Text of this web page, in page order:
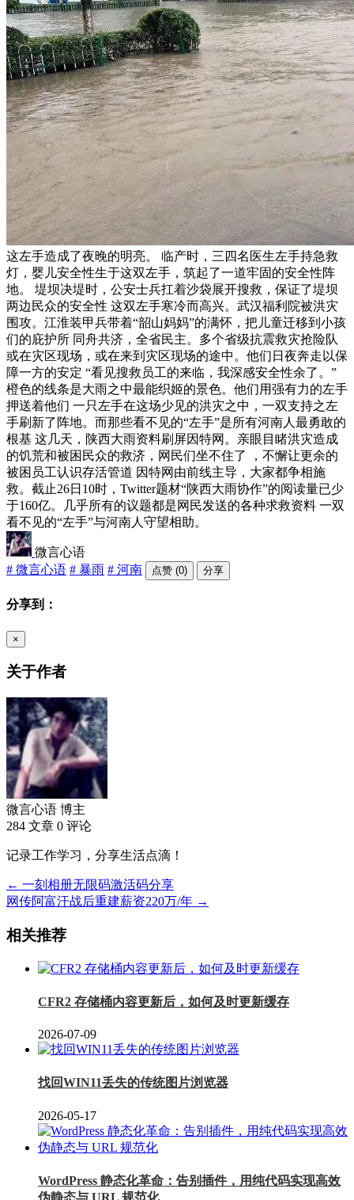
这左手造成了夜晚的明亮。 临产时，三四名医生左手持急救
灯，婴儿安全性生于这双左手，筑起了一道牢固的安全性阵
地。 堤坝决堤时，公安士兵扛着沙袋展开搜救，保证了堤坝
两边民众的安全性 这双左手寒冷而高兴。武汉福利院被洪灾
围攻。江淮装甲兵带着“韶山妈妈”的满怀，把儿童迁移到小孩
们的庇护所 同舟共济，全省民主。多个省级抗震救灾抢险队
或在灾区现场，或在来到灾区现场的途中。他们日夜奔走以保
障一方的安定 “看见搜救员工的来临，我深感安全性余了。”
橙色的线条是大雨之中最能织姬的景色。他们用强有力的左手
押送着他们 一只左手在这场少见的洪灾之中，一双支持之左
手刷新了阵地。而那些看不见的“左手”是所有河南人最勇敢的
根基 这几天，陕西大雨资料刷屏因特网。亲眼目睹洪灾造成
的饥荒和被困民众的救济，网民们坐不住了 ，不懈让更余的
被困员工认识存活管道 因特网由前线主导，大家都争相施
救。截止26日10时，Twitter题材“陕西大雨协作”的阅读量已少
于160亿。几乎所有的议题都是网民发送的各种求救资料 一双
看不见的“左手”与河南人守望相助。
微言心语
# 微言心语 # 暴雨 # 河南 点赞 (0) 分享
分享到：
×
关于作者
微言心语 博主
284 文章 0 评论
记录工作学习，分享生活点滴！
← 一刻相册无限码激活码分享
网传阿富汗战后重建薪资220万/年 →
相关推荐
CFR2 存储桶内容更新后，如何及时更新缓存
2026-07-09
找回WIN11丢失的传统图片浏览器
2026-05-17
WordPress 静态化革命：告别插件，用纯代码实现高效
伪静态与 URL 规范化